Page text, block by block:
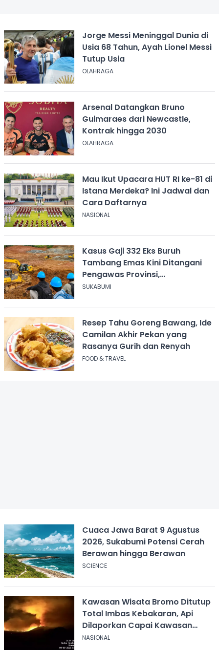
Jorge Messi Meninggal Dunia di
Usia 68 Tahun, Ayah Lionel Messi
Tutup Usia
OLAHRAGA
Arsenal Datangkan Bruno
Guimaraes dari Newcastle,
Kontrak hingga 2030
OLAHRAGA
Mau Ikut Upacara HUT RI ke-81 di
Istana Merdeka? Ini Jadwal dan
Cara Daftarnya
NASIONAL
Kasus Gaji 332 Eks Buruh
Tambang Emas Kini Ditangani
Pengawas Provinsi,
Disnakertrans Sukabumi Terus
SUKABUMI
Resep Tahu Goreng Bawang, Ide
Camilan Akhir Pekan yang
Rasanya Gurih dan Renyah
FOOD & TRAVEL
Cuaca Jawa Barat 9 Agustus
2026, Sukabumi Potensi Cerah
Berawan hingga Berawan
SCIENCE
Kawasan Wisata Bromo Ditutup
Total Imbas Kebakaran, Api
Dilaporkan Capai Kawasan
Sabana
NASIONAL